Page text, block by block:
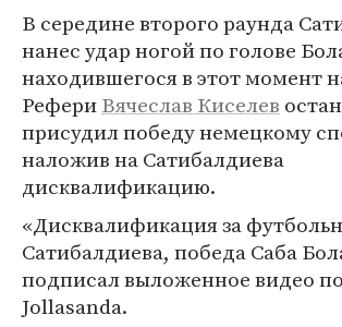
В середине второго раунда
нанес удар ногой по голове
находившегося в этот момент
РефериВячеслав Киселев
присудил победу немецкому
наложив на Сатибалдиева
дисквалификацию.
«Дисквалификация за
Сатибалдиева, победа Саба
подписал выложенное видео
Jollasanda.